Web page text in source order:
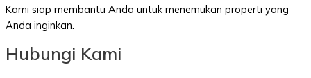
Kami siap membantu Anda untuk menemukan properti yang
Anda inginkan.
Hubungi Kami